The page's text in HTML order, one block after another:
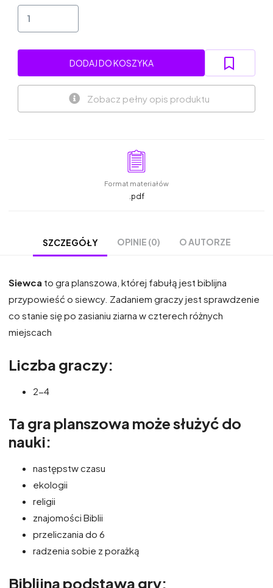
DODAJ DO KOSZYKA
Zobacz pełny opis produktu
Format materiałów
.pdf
SZCZEGÓŁY OPINIE (0) O AUTORZE
Siewca to gra planszowa, której fabułą jest biblijna
przypowieść o siewcy. Zadaniem graczy jest sprawdzenie
co stanie się po zasianiu ziarna w czterech różnych
miejscach
Liczba graczy:
2-4
Ta gra planszowa może służyć do
nauki:
następstw czasu
ekologii
religii
znajomości Biblii
przeliczania do 6
radzenia sobie z porażką
Biblijna podstawa gry: